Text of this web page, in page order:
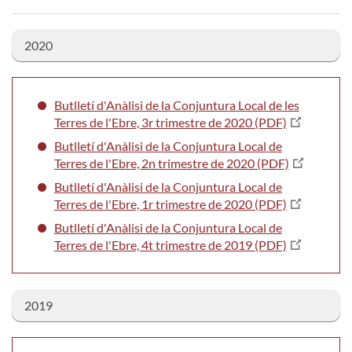
2020
Butlletí d'Anàlisi de la Conjuntura Local de les
Terres de l'Ebre, 3r trimestre de 2020 (PDF)
Butlletí d'Anàlisi de la Conjuntura Local de
Terres de l'Ebre, 2n trimestre de 2020 (PDF)
Butlletí d'Anàlisi de la Conjuntura Local de
Terres de l'Ebre, 1r trimestre de 2020 (PDF)
Butlletí d'Anàlisi de la Conjuntura Local de
Terres de l'Ebre, 4t trimestre de 2019 (PDF)
2019